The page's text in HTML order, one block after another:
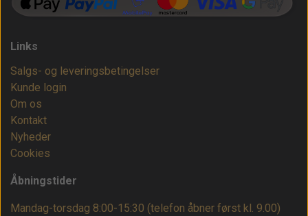
Links
Salgs- og leveringsbetingelser
Kunde login
Om os
Kontakt
Nyheder
Cookies
Åbningstider
Mandag-torsdag 8:00-15:30 (telefon åbner først kl. 9.00)